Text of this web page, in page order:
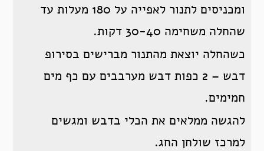
ומכניסים לתנור לאפייה על 180 מעלות עד
שהחלה משחימה 30-40 דקות.
כשהחלה יוצאת מהתנור מברישים בסירופ
דבש – 2 כפות דבש מערבבים עם כף מים
חמימים.
להגשה ממלאים את הכלי בדבש ומגשים
למרכז שולחן החג.